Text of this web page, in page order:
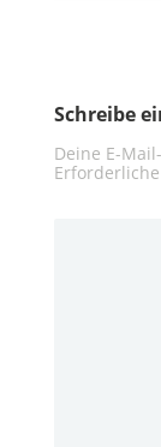
Schreibe
Deine E-